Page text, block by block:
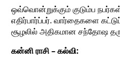
ஒவ்வொன்றுக்கும் குடும்ப
எதிர்பார்ப்பர். வார்தைகளை
சூழலில் அதிகமான சந்தோஷ
கன்னி ராசி – கல்வி: